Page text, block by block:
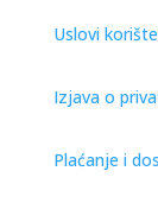
Uslovi
Izjava o
Plaćanje i